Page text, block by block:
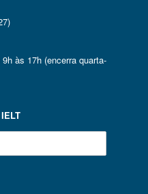
às 17h (encerra quarta-